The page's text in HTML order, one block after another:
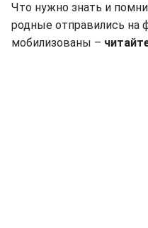
Что нужно знать и
родные отправились на
мобилизованы –